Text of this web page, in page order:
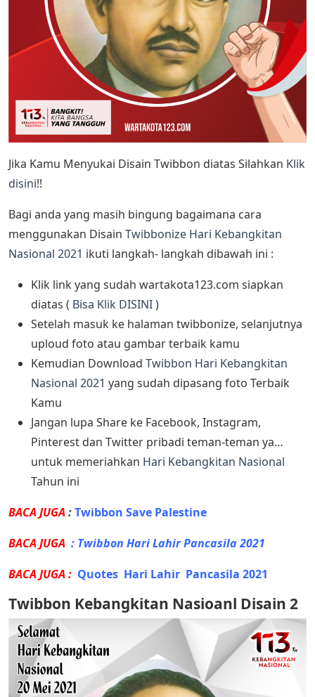
Jika Kamu Menyukai Disain Twibbon diatas Silahkan Klik
disini!!
Bagi anda yang masih bingung bagaimana cara
menggunakan Disain Twibbonize Hari Kebangkitan
Nasional 2021 ikuti langkah- langkah dibawah ini :
Klik link yang sudah wartakota123.com siapkan
diatas ( Bisa Klik DISINI)
Setelah masuk ke halaman twibbonize, selanjutnya
uploud foto atau gambar terbaik kamu
Kemudian Download Twibbon Hari Kebangkitan
Nasional 2021 yang sudah dipasang foto Terbaik
Kamu
Jangan lupa Share ke Facebook, Instagram,
Pinterest dan Twitter pribadi teman-teman ya…
untuk memeriahkan Hari Kebangkitan Nasional
Tahun ini
BACA JUGA :Twibbon Save Palestine
BACA JUGA : Twibbon Hari Lahir Pancasila 2021
BACA JUGA : Quotes Hari Lahir Pancasila 2021
Twibbon Kebangkitan Nasioanl Disain 2